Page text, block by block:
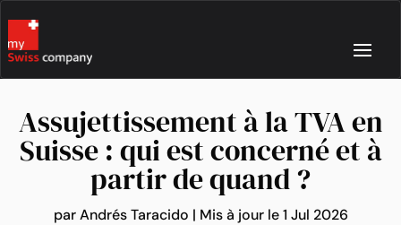
Assujettissement à la TVA en
Suisse : qui est concerné et à
partir de quand ?
parAndrés Taracido | Mis à jour le 1 Jul 2026